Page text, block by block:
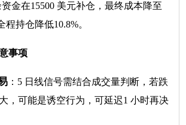
金在15500 美元补仓，最终成本降至
程持仓降低10.8%。
事项
：5 日线信号需结合成交量判断，若跌
，可能是诱空行为，可延迟1 小时再决